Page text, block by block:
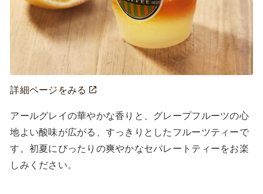
詳細ページをみる
アールグレイの華やかな香りと、グレープフルーツの心
地よい酸味が広がる、すっきりとしたフルーツティーで
す。初夏にぴったりの爽やかなセパレートティーをお楽
しみください。